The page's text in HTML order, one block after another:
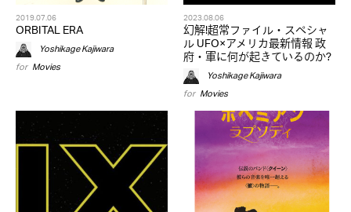
2019.07.06
ORBITAL ERA
Yoshikage Kajiwara
for Movies
2023.08.06
幻解!超常ファイル・スペシャ
ル UFO×アメリカ最新情報 政
府・軍に何が起きているのか?
Yoshikage Kajiwara
for Movies